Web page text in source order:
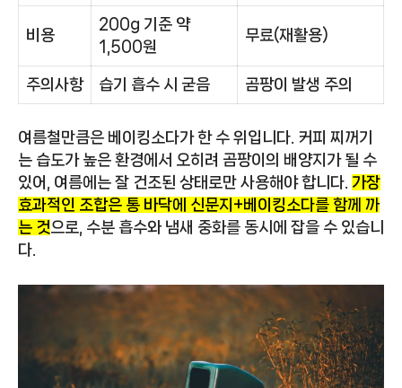
비용
200g 기준 약
1,500원
무료(재활용)
주의사항 습기 흡수 시 굳음 곰팡이 발생 주의
여름철만큼은 베이킹소다가 한 수 위입니다. 커피 찌꺼기
는 습도가 높은 환경에서 오히려 곰팡이의 배양지가 될 수
있어, 여름에는 잘 건조된 상태로만 사용해야 합니다. 가장
효과적인 조합은 통 바닥에 신문지+베이킹소다를 함께 까
는 것으로, 수분 흡수와 냄새 중화를 동시에 잡을 수 있습니
다.